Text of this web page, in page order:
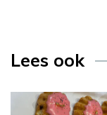
Lees ook